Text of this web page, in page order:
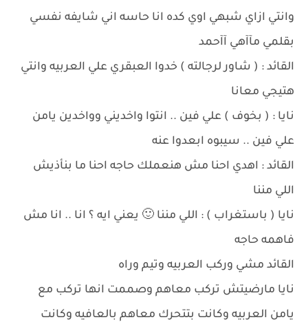
وانتي ازاي شبهي اوي كده انا حاسه اني شايفه نفسي
بقلمي مآآهي آآحمد
القائد : ( شاور لرجالته ) خدوا العبقري علي العربيه وانتي
هتيجي معانا
نايا : ( بخوف ) علي فين .. انتوا واخديني وواخدين يامن
علي فين .. سيبوه ابعدوا عنه
القائد : اهدي احنا مش هنعملك حاجه احنا ما بنأذيش
اللي مننا
نايا ( باستغراب ) : اللي مننا 🙂 يعني ايه ؟ انا .. انا مش
فاهمه حاجه
القائد مشي وركب العربيه وتيم وراه
نايا مارضيتش تركب معاهم وصممت انها تركب مع
يامن العربيه وكانت بتتحرك معاهم بالعافيه وكانت